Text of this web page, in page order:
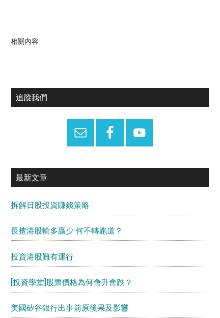
相關內容
Primary
追蹤我們
最新文章
拆解日股投資賺錢策略
長揸港股輸多贏少 何不轉跑道？
投資港股難有運行
[投資學堂]股票價格為何會升會跌？
美國矽谷銀行出事前原後果及影響